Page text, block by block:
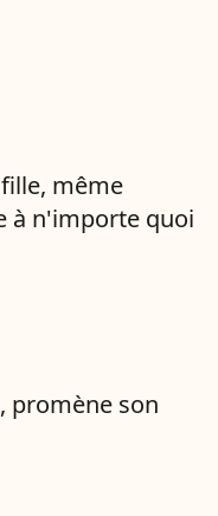
même
à n'importe quoi
promène son